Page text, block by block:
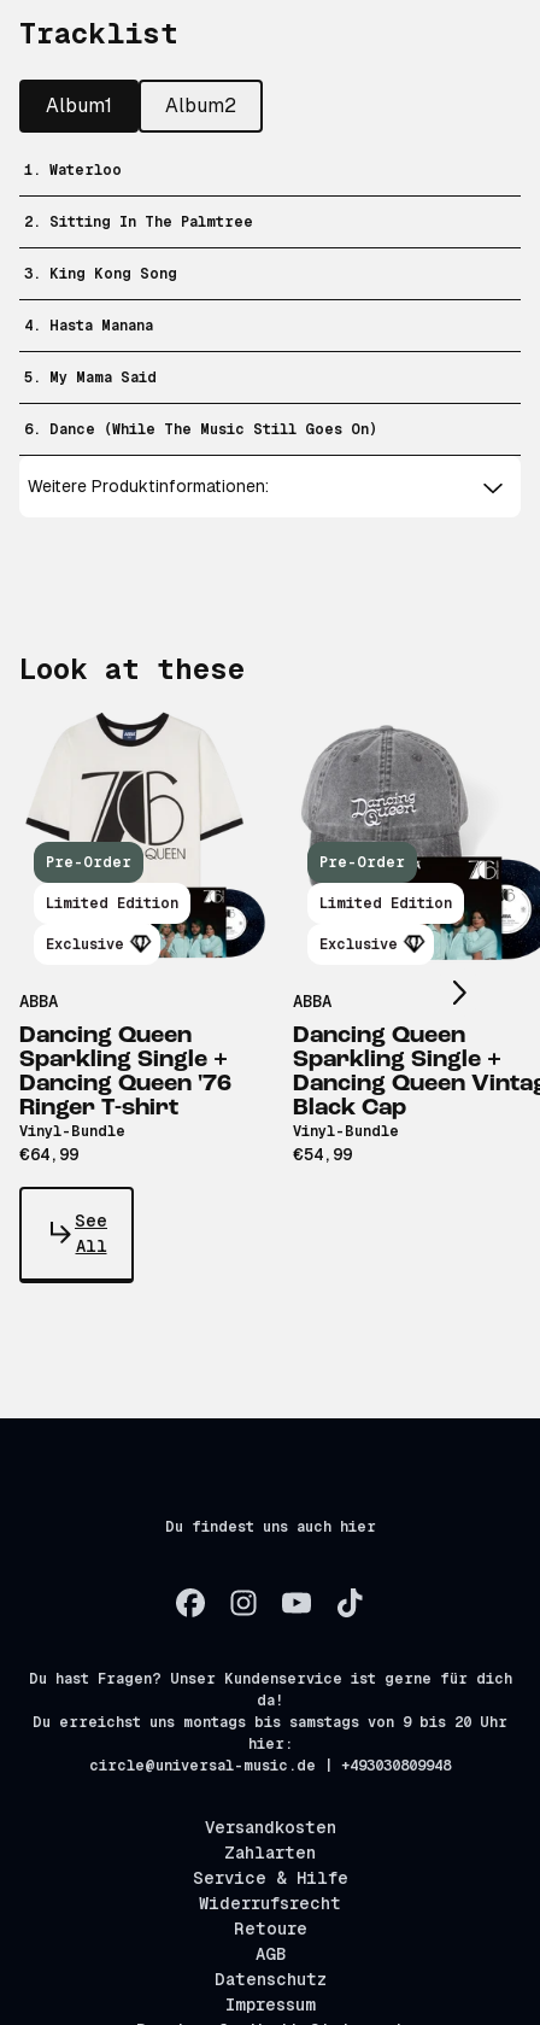
Tracklist
Album1 Album2
1. Waterloo
2. Sitting In The Palmtree
3. King Kong Song
4. Hasta Manana
5. My Mama Said
6. Dance (While The Music Still Goes On)
Weitere Produktinformationen:
Look at these
Pre-Order
Limited Edition
Exclusive
ABBA
Dancing Queen
Sparkling Single +
Dancing Queen '76
Ringer T-shirt
Vinyl-Bundle
€64,99
Pre-Order
Limited Edition
Exclusive
ABBA
Dancing Queen
Sparkling Single +
Dancing Queen
Black Cap
Vinyl-Bundle
€54,99
Scroll right
See
All
Du findest uns auch hier
Du hast Fragen? Unser Kundenservice ist gerne für dich
da!
Du erreichst uns montags bis samstags von 9 bis 20 Uhr
hier:
circle@universal-music.de | +493030809948
Versandkosten
Zahlarten
Service & Hilfe
Widerrufsrecht
Retoure
AGB
Datenschutz
Impressum